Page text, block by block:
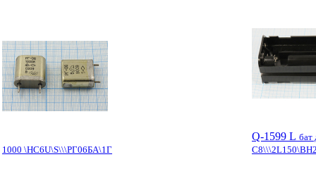
1000 \HC6U\S\\\РГ06БА\1Г
Q-1599 L бат